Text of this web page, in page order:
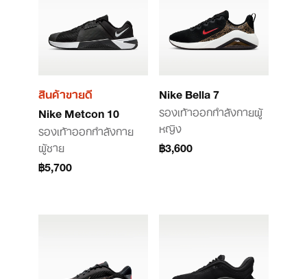
สินค้าขายดี
Nike Metcon 10
รองเท้าออกกำลังกาย
ผู้ชาย
฿5,700
Nike Bella 7
รองเท้าออกกำลังกายผู้
หญิง
฿3,600